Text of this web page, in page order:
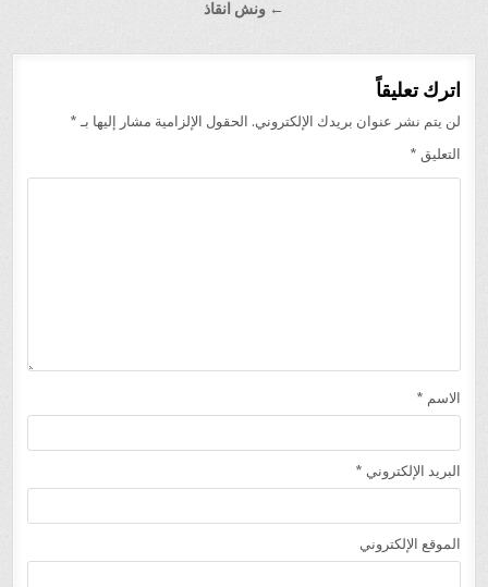
← ونش انقاذ
اترك تعليقاً
لن يتم نشر عنوان بريدك الإلكتروني. الحقول الإلزامية مشار إليها بـ *
التعليق *
الاسم *
البريد الإلكتروني *
الموقع الإلكتروني